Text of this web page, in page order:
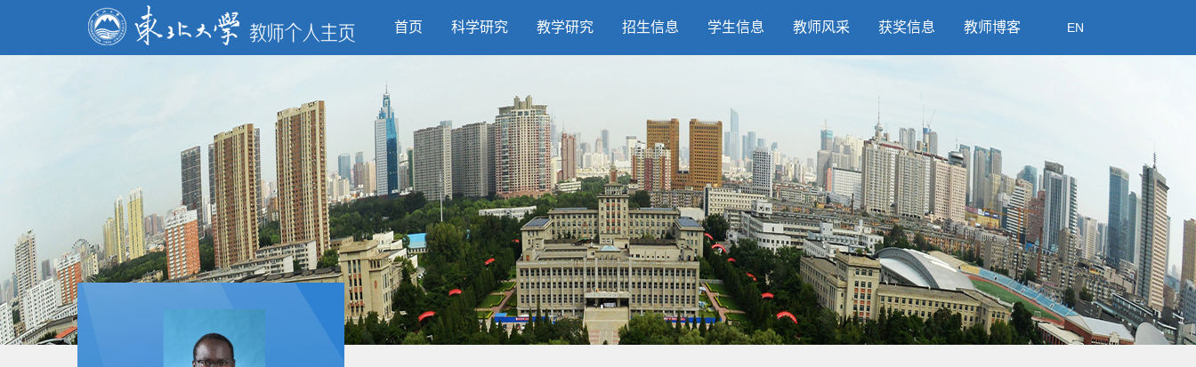
首页 科学研究 教学研究 招生信息 学生信息 教师风采 获奖信息 教师博客 EN